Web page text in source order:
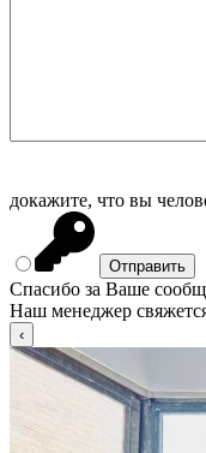
докажите, что вы
Спасибо за Ваше
Наш менеджер